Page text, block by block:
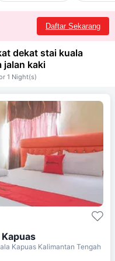
Daftar Sekarang
dekat stai kuala
jalan kaki
1 Night(s)
Kapuas Kalimantan Tengah